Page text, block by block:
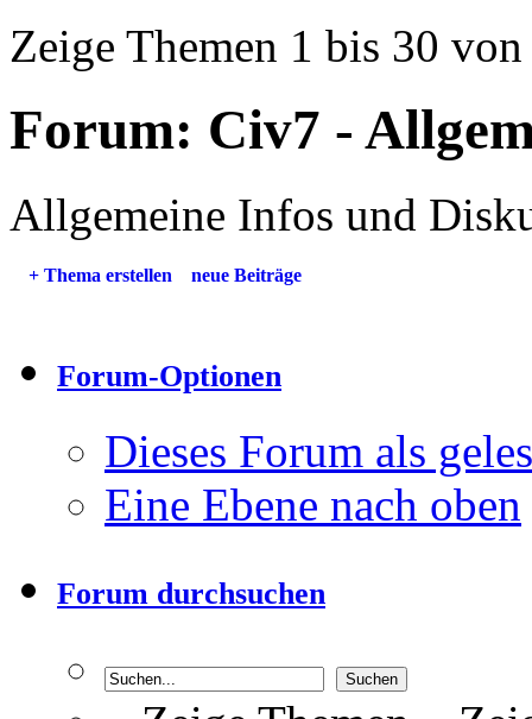
Zeige Themen 1 bis 30
Forum: Civ7 -
Allgemeine Infos und
+ Thema erstellen neue Beiträge
Forum-Optionen
Dieses Forum als
Eine Ebene nach oben
Forum durchsuchen